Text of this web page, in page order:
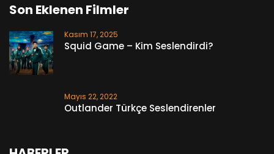
Son Eklenen Filmler
Kasım 17, 2025
Squid Game – Kim Seslendirdi?
Mayıs 22, 2022
Outlander Türkçe Seslendirenler